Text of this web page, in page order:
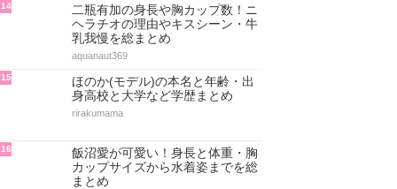
14
二瓶有加の身長や胸カップ数！ニ
ヘラチオの理由やキスシーン・牛
乳我慢を総まとめ
aquanaut369
15
ほのか(モデル)の本名と年齢・出
身高校と大学など学歴まとめ
rirakumama
16
飯沼愛が可愛い！身長と体重・胸
カップサイズから水着姿までを総
まとめ